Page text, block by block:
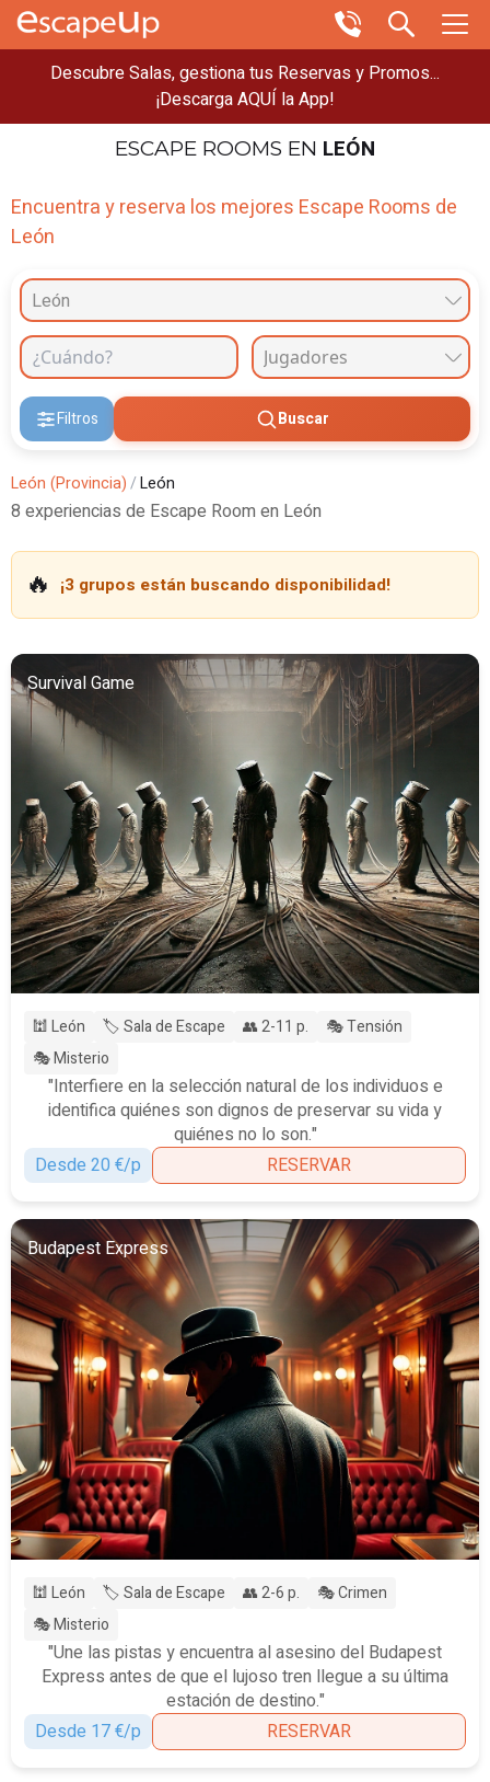
Descubre Salas, gestiona tus Reservas y Promos...
¡Descarga AQUÍ la App!
ESCAPE ROOMS EN LEÓN
Encuentra y reserva los mejores Escape Rooms de
León
León
Filtros Buscar
León (Provincia)/León
8 experiencias de Escape Room en León
🔥 ¡3 grupos están buscando disponibilidad!
Survival Game
🕍 León 🏷️ Sala de Escape 👥 2-11 p.
🎭 Tensión
🎭 Misterio
"Interfiere en la selección natural de los individuos e
identifica quiénes son dignos de preservar su vida y
quiénes no lo son."
Desde 20 €/p
RESERVAR
Budapest Express
🕍 León 🏷️ Sala de Escape 👥 2-6 p.
🎭 Crimen
🎭 Misterio
"Une las pistas y encuentra al asesino del Budapest
Express antes de que el lujoso tren llegue a su última
estación de destino."
Desde 17 €/p
RESERVAR